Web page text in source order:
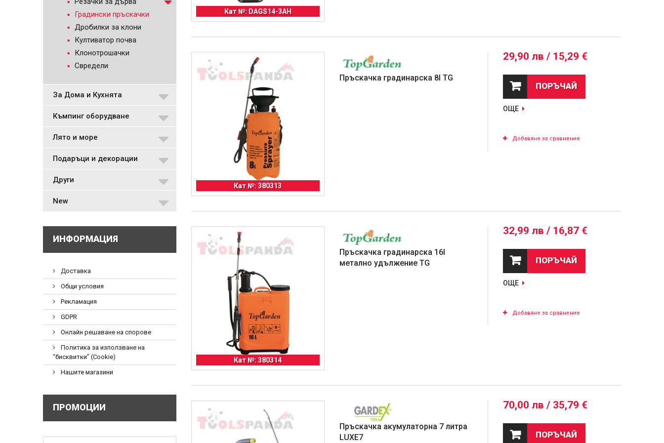
Градински пръскачки
Дробилки за клони
Култиватор почва
Клонотрошачки
Свредели
За Дома и Кухнята
Къмпинг оборудване
Лято и море
Подаръци и декорации
Други
New
ИНФОРМАЦИЯ
Доставка
Общи условия
Рекламация
GDPR
Онлайн решаване на спорове
Политика за използване на
“бисквитки” (Cookie)
Нашите магазини
ПРОМОЦИИ
Кат №: DAGS14-3AH
Кат №: 380313
Пръскачка градинарска 8l TG
29,90 лв / 15,29 €
ПОРЪЧАЙ
ОЩЕ
Добавяне за сравнение
Кат №: 380314
Пръскачка градинарска 16l
метално удължение TG
32,99 лв / 16,87 €
ПОРЪЧАЙ
ОЩЕ
Добавяне за сравнение
Пръскачка акумулаторна 7 литра
LUXE7
70,00 лв / 35,79 €
ПОРЪЧАЙ